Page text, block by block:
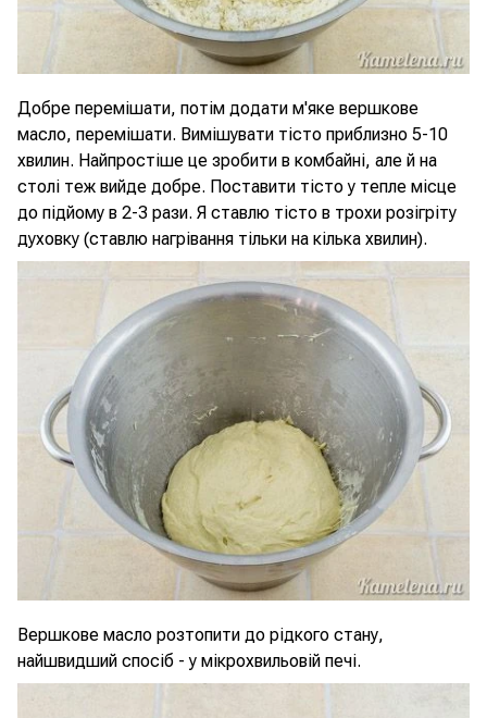
Добре перемішати, потім додати м'яке вершкове
масло, перемішати. Вимішувати тісто приблизно 5-10
хвилин. Найпростіше це зробити в комбайні, але й на
столі теж вийде добре. Поставити тісто у тепле місце
до підйому в 2-3 рази. Я ставлю тісто в трохи розігріту
духовку (ставлю нагрівання тільки на кілька хвилин).
Вершкове масло розтопити до рідкого стану,
найшвидший спосіб - у мікрохвильовій печі.